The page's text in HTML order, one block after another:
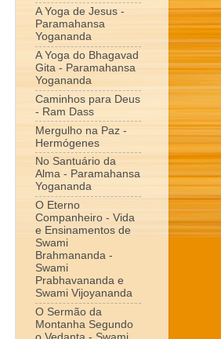
A Yoga de Jesus -
Paramahansa
Yogananda
A Yoga do Bhagavad
Gita - Paramahansa
Yogananda
Caminhos para Deus
- Ram Dass
Mergulho na Paz -
Hermógenes
No Santuário da
Alma - Paramahansa
Yogananda
O Eterno
Companheiro - Vida
e Ensinamentos de
Swami
Brahmananda -
Swami
Prabhavananda e
Swami Vijoyananda
O Sermão da
Montanha Segundo